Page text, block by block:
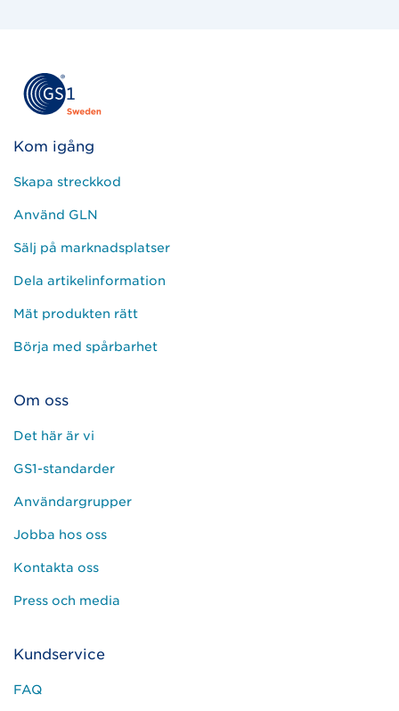
Kom igång
Skapa streckkod
Använd GLN
Sälj på marknadsplatser
Dela artikelinformation
Mät produkten rätt
Börja med spårbarhet
Om oss
Det här är vi
GS1-standarder
Användargrupper
Jobba hos oss
Kontakta oss
Press och media
Kundservice
FAQ